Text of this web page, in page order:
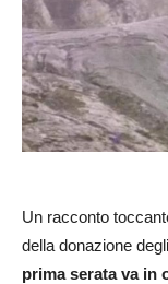
Un racconto
della donazione
prima serata va in